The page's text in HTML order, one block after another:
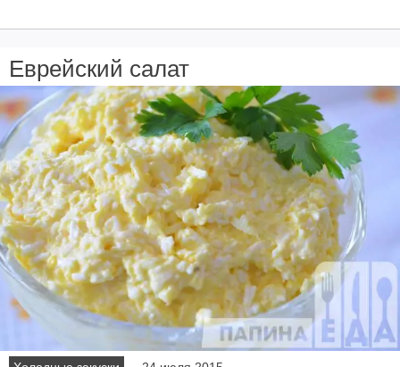
Еврейский салат